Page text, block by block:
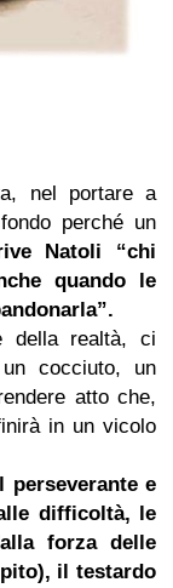
nel portare a
perché un
Natoli “chi
quando le
della realtà, ci
cocciuto, un
atto che,
in un vicolo
e
difficoltà, le
forza delle
il testardo